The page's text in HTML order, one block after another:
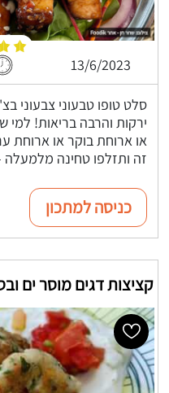
13/6/2023
סלט טופו טבעוני צבעוני
ירקות והרבה בריאות! למי
או ארוחת בוקר או ארוחת
זה ותזלפו טחינה
כניסה למתכון